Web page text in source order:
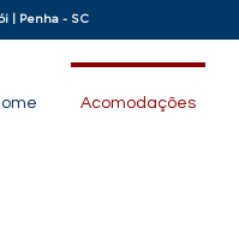
| Penha - SC
Acomodações